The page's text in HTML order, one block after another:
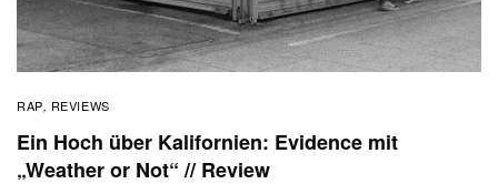
RAP, REVIEWS
Ein Hoch über Kalifornien: Evidence mit
„Weather or Not“ // Review